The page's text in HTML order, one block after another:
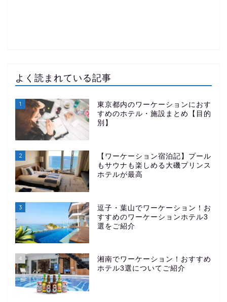
よく読まれている記事
1
東京都内のワーケーションにおす
すめのホテル・施設まとめ【目的
別】
2
【ワーケーション宿泊記】プール
もサウナも楽しめる大磯プリンス
ホテルが最高
3
逗子・葉山でワーケーション！お
すすめのワーケーションホテル3
選をご紹介
4
湘南でワーケーション！おすすめ
ホテル3選についてご紹介